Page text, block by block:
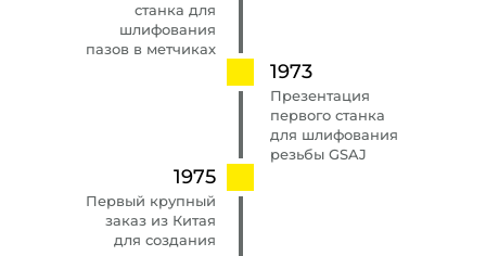
станка для
шлифования
пазов в метчиках
1973
Презентация
первого станка
для шлифования
резьбы GSAJ
1975
Первый крупный
заказ из Китая
для создания